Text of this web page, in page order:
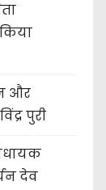
और
पुरी
देव